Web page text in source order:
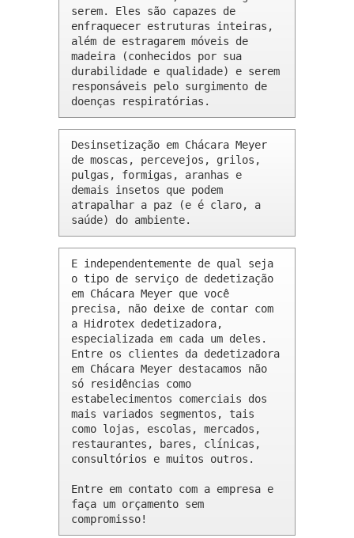
serem. Eles são capazes de
enfraquecer estruturas inteiras,
além de estragarem móveis de
madeira (conhecidos por sua
durabilidade e qualidade) e serem
responsáveis pelo surgimento de
doenças respiratórias.
Desinsetização em Chácara Meyer
de moscas, percevejos, grilos,
pulgas, formigas, aranhas e
demais insetos que podem
atrapalhar a paz (e é claro, a
saúde) do ambiente.
E independentemente de qual seja
o tipo de serviço de dedetização
em Chácara Meyer que você
precisa, não deixe de contar com
a Hidrotex dedetizadora,
especializada em cada um deles.
Entre os clientes da dedetizadora
em Chácara Meyer destacamos não
só residências como
estabelecimentos comerciais dos
mais variados segmentos, tais
como lojas, escolas, mercados,
restaurantes, bares, clínicas,
consultórios e muitos outros.
Entre em contato com a empresa e
faça um orçamento sem
compromisso!